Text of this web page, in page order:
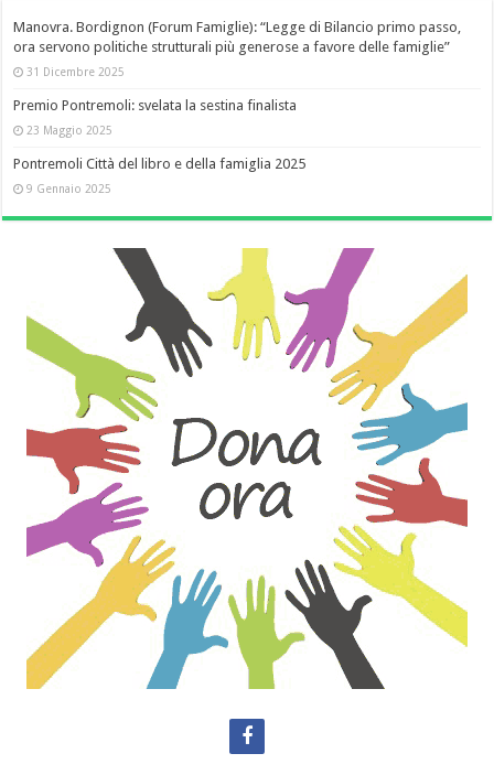
Manovra. Bordignon (Forum Famiglie): “Legge di Bilancio primo passo,
ora servono politiche strutturali più generose a favore delle famiglie”
31 Dicembre 2025
Premio Pontremoli: svelata la sestina finalista
23 Maggio 2025
Pontremoli Città del libro e della famiglia 2025
9 Gennaio 2025